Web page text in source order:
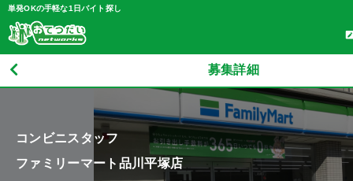
単発OKの手軽な1日バイト探し
募集詳細
コンビニスタッフ
ファミリーマート品川平塚店